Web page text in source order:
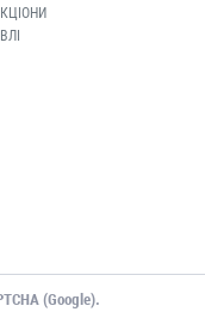
(Google).